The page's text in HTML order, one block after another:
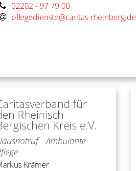
02202 - 97 79 00
pflegedienste@caritas-rheinberg.de
für
Rheinisch-
Kreis e.V.
- Ambulante
Krämer